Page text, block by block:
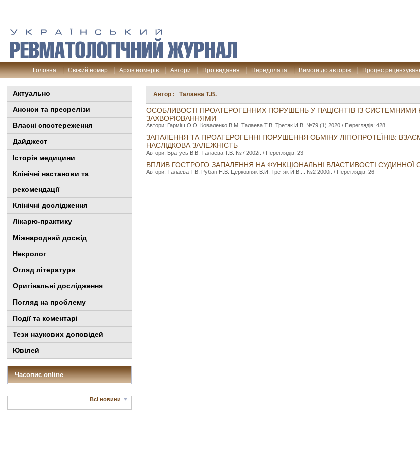
Головна Свіжий номер Архів номерів Автори Про видання Передплата Вимоги до авторів Процес
Актуально
Анонси та пресрелізи
Власні спостереження
Дайджест
Історія медицини
Клінiчні настанови та
рекомендації
Клінічні дослідження
Лікарю-практику
Міжнародний досвід
Некролог
Огляд літератури
Оригінальні дослідження
Погляд на проблему
Події та коментарі
Тези наукових доповідей
Ювілей
Часопис online
Всі новини
Автор : Талаева Т.В.
ОСОБЛИВОСТІ ПРОАТЕРОГЕННИХ ПОРУШЕНЬ У ПАЦІЄНТІВ ІЗ
ЗАХВОРЮВАННЯМИ
Автори: Гарміш О.О. Коваленко В.М. Талаева Т.В. Третяк И.В. №79 (1) 2020 / Переглядів: 428
ЗАПАЛЕННЯ ТА ПРОАТЕРОГЕННІ ПОРУШЕННЯ ОБМІНУ ЛІПОПРОТЕЇНІВ:
НАСЛІДКОВА ЗАЛЕЖНІСТЬ
Автори: Братусь В.В. Талаева Т.В. №7 2002г. / Переглядів: 23
ВПЛИВ ГОСТРОГО ЗАПАЛЕННЯ НА ФУНКЦІОНАЛЬНІ ВЛАСТИВОСТІ СУДИННОЇ
Автори: Талаева Т.В. Рубан Н.В. Церковняк В.И. Третяк И.В.... №2 2000г. / Переглядів: 26